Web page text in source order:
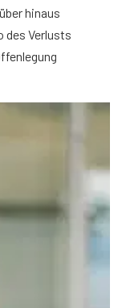
hinaus
des Verlusts